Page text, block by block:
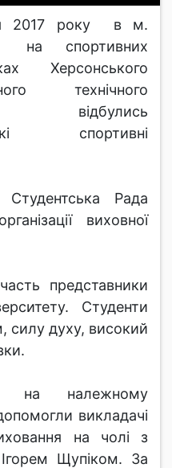
2017 року в м.
на спортивних
Херсонського
технічного
відбулись
спортивні
Студентська Рада
виховної
представники
Студенти
силу духу, високий
на належному
викладачі
на чолі з
Щупіком. За